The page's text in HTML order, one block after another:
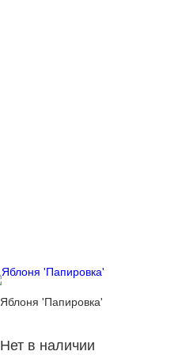
Яблоня 'Папировка'
Нет в наличии